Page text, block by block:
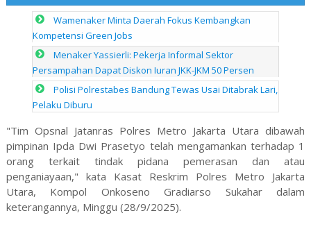
Wamenaker Minta Daerah Fokus Kembangkan
Kompetensi Green Jobs
Menaker Yassierli: Pekerja Informal Sektor
Persampahan Dapat Diskon Iuran JKK-JKM 50 Persen
Polisi Polrestabes Bandung Tewas Usai Ditabrak Lari,
Pelaku Diburu
"Tim Opsnal Jatanras Polres Metro Jakarta Utara dibawah
pimpinan Ipda Dwi Prasetyo telah mengamankan terhadap 1
orang terkait tindak pidana pemerasan dan atau
penganiayaan," kata Kasat Reskrim Polres Metro Jakarta
Utara, Kompol Onkoseno Gradiarso Sukahar dalam
keterangannya, Minggu (28/9/2025).